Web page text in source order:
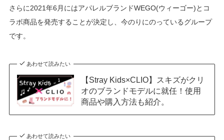
さらに2021年6月にはアパレルブランドWEGO(ウィーゴー)とコ
ラボ商品を発売することが決定し、今のりにのっているグループ
です。
あわせて読みたい
【Stray Kids×CLIO】スキズがクリ
オのブランドモデルに就任！使用
商品や購入方法も紹介。
あわせて読みたい